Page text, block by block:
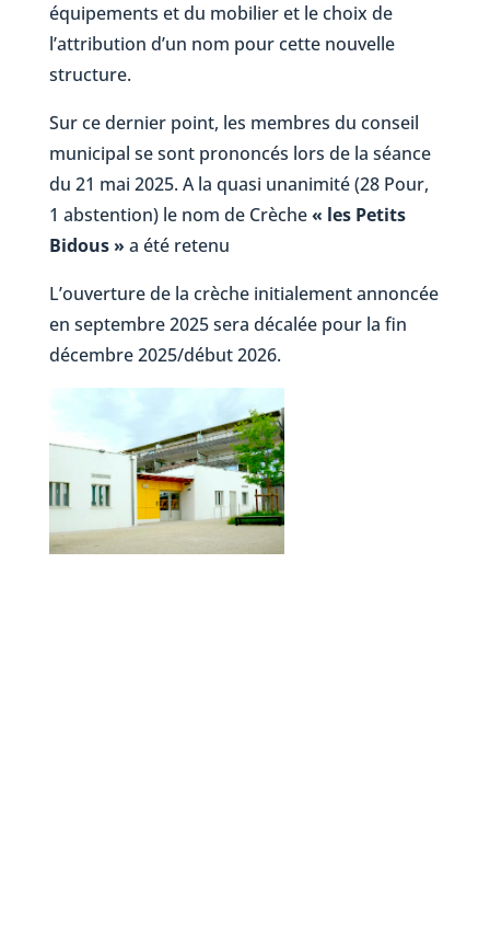
équipements et du mobilier et le choix de
l’attribution d’un nom pour cette nouvelle
structure.
Sur ce dernier point, les membres du conseil
municipal se sont prononcés lors de la séance
du 21 mai 2025. A la quasi unanimité (28 Pour,
1 abstention) le nom de Crèche« les Petits
Bidous » a été retenu
L’ouverture de la crèche initialement annoncée
en septembre 2025 sera décalée pour la fin
décembre 2025/début 2026.